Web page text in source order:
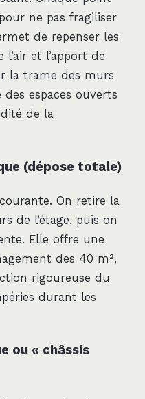
ne pas fragiliser
de repenser les
et l’apport de
la trame des murs
espaces ouverts
de la
(dépose totale)
On retire la
de l’étage, puis on
Elle offre une
des 40 m²,
rigoureuse du
durant les
ou « châssis